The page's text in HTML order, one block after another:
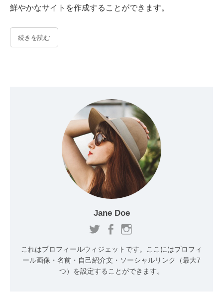
鮮やかなサイトを作成することができます。
続きを読む
Jane Doe
これはプロフィールウィジェットです。ここにはプロフィ
ール画像・名前・自己紹介文・ソーシャルリンク（最大7
つ）を設定することができます。